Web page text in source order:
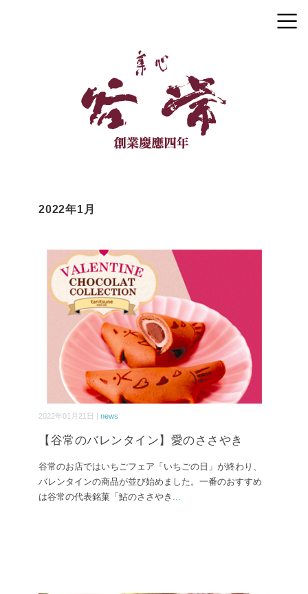
2022年1月
2022年01月21日 | news
【谷常のバレンタイン】愛のささやき
谷常のお店ではいちごフェア「いちごの日」が終わり、
バレンタインの商品が並び始めました。一番のおすすめ
は谷常の代表銘菓「鮎のささやき ...